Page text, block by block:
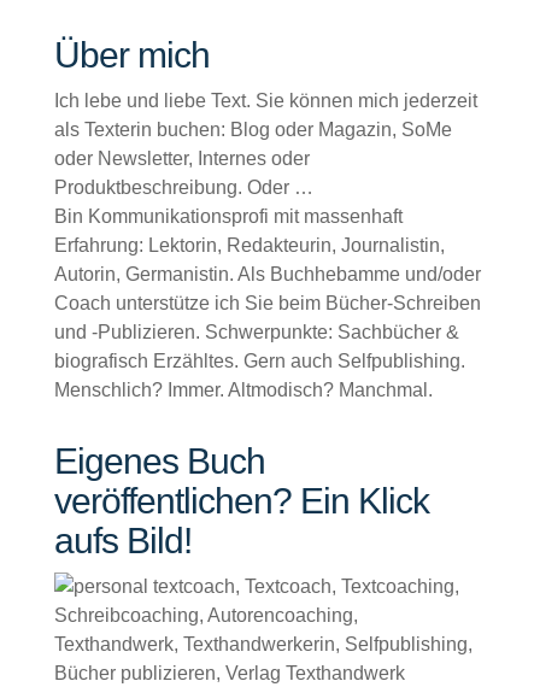
Über mich
Ich lebe und liebe Text. Sie können mich jederzeit
als Texterin buchen: Blog oder Magazin, SoMe
oder Newsletter, Internes oder
Produktbeschreibung. Oder …
Bin Kommunikationsprofi mit massenhaft
Erfahrung: Lektorin, Redakteurin, Journalistin,
Autorin, Germanistin. Als Buchhebamme und/oder
Coach unterstütze ich Sie beim Bücher-Schreiben
und -Publizieren. Schwerpunkte: Sachbücher &
biografisch Erzähltes. Gern auch Selfpublishing.
Menschlich? Immer. Altmodisch? Manchmal.
Eigenes Buch
veröffentlichen? Ein Klick
aufs Bild!